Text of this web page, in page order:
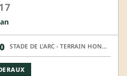
17
STADE DE L'ARC - TERRAIN HONNEUR